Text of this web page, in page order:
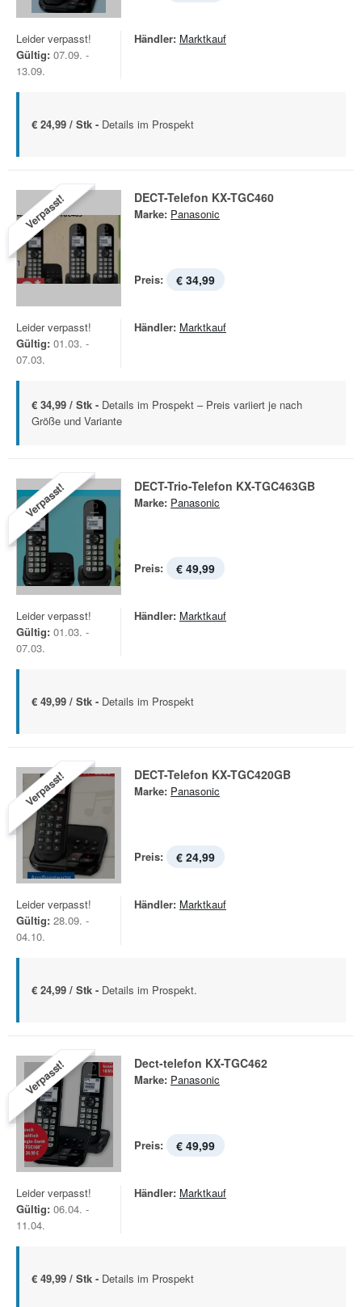
Leider verpasst!
Gültig: 07.09. -
13.09.
Händler: Marktkauf
€ 24,99 / Stk - Details im Prospekt
Verpasst! DECT-Telefon KX-TGC460
Marke: Panasonic
Preis: € 34,99
Leider verpasst!
Gültig: 01.03. -
07.03.
Händler: Marktkauf
€ 34,99 / Stk - Details im Prospekt – Preis variiert je nach
Größe und Variante
Verpasst! DECT-Trio-Telefon KX-TGC463GB
Marke: Panasonic
Preis: € 49,99
Leider verpasst!
Gültig: 01.03. -
07.03.
Händler: Marktkauf
€ 49,99 / Stk - Details im Prospekt
Verpasst! DECT-Telefon KX-TGC420GB
Marke: Panasonic
Preis: € 24,99
Leider verpasst!
Gültig: 28.09. -
04.10.
Händler: Marktkauf
€ 24,99 / Stk - Details im Prospekt.
Verpasst! Dect-telefon KX-TGC462
Marke: Panasonic
Preis: € 49,99
Leider verpasst!
Gültig: 06.04. -
11.04.
Händler: Marktkauf
€ 49,99 / Stk - Details im Prospekt